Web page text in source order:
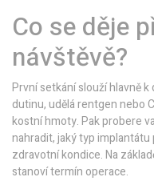
Co se děje
návštěvě?
První setkání slouží hlavně
dutinu, udělá rentgen nebo
kostní hmoty. Pak probere
nahradit, jaký typ
zdravotní kondice. Na
stanoví termín operace.